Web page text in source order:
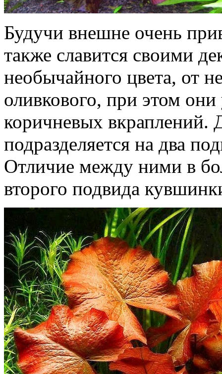
Будучи внешне очень
также славится своими
необычайного цвета, от
оливкового, при этом
коричневых вкраплений.
подразделяется на два
Отличие между ними в
второго подвида